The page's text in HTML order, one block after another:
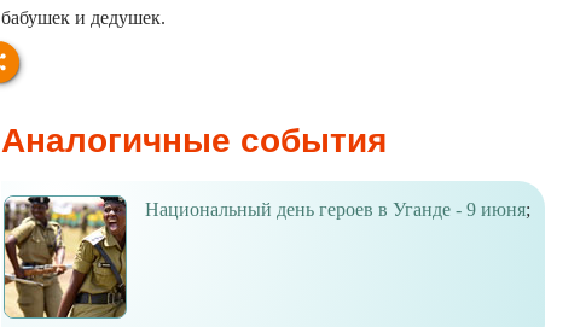
бабушек и дедушек.
Аналогичные события
Национальный день героев в Уганде - 9 июня;